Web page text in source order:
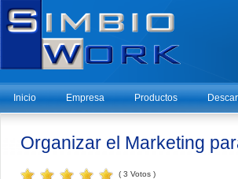
Inicio Empresa Productos
Organizar el Marketing
( 3 Votos )